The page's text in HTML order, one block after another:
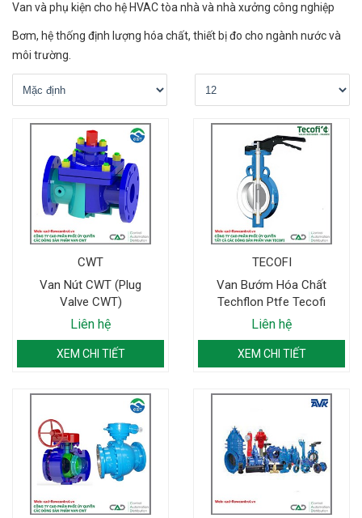
Van và phụ kiện cho hệ HVAC tòa nhà và nhà xưởng công nghiệp
Bơm, hệ thống định lượng hóa chất, thiết bị đo cho ngành nước và
môi trường.
CWT
Van Nút CWT (Plug
Valve CWT)
Liên hệ
XEM CHI TIẾT
TECOFI
Van Bướm Hóa Chất
Techflon Ptfe Tecofi
Liên hệ
XEM CHI TIẾT